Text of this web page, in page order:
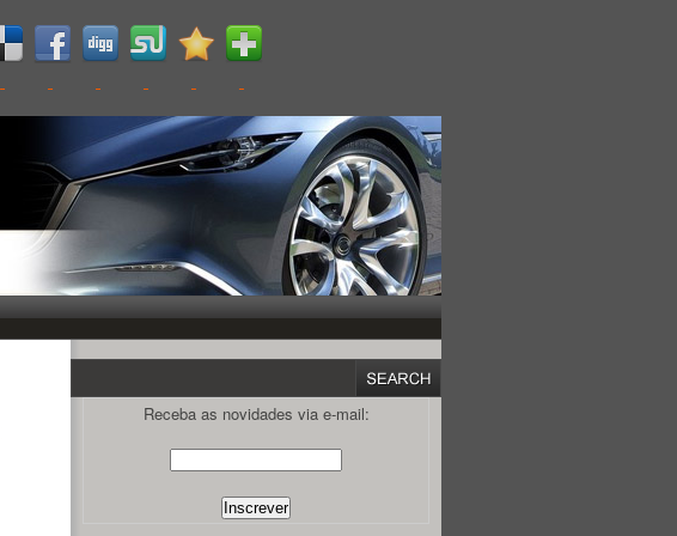
Receba as novidades via e-mail: